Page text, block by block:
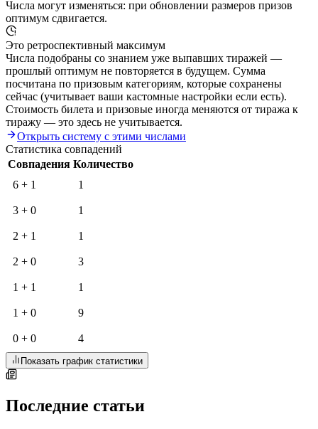
Числа могут изменяться: при обновлении размеров призов
оптимум сдвигается.
Это ретроспективный максимум
Числа подобраны со знанием уже выпавших тиражей —
прошлый оптимум не повторяется в будущем. Сумма
посчитана по призовым категориям, которые сохранены
сейчас (учитывает ваши кастомные настройки если есть).
Стоимость билета и призовые иногда меняются от тиража к
тиражу — это здесь не учитывается.
Открыть систему с этими числами
Статистика совпадений
Совпадения Количество
6 + 1
1
3 + 0 1
2 + 1 1
2 + 0 3
1 + 1 1
1 + 0 9
0 + 0 4
Показать график статистики
Последние статьи